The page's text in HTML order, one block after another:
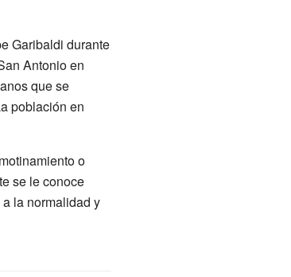
Garibaldi durante
Antonio en
que se
población en
o
se le conoce
la normalidad y